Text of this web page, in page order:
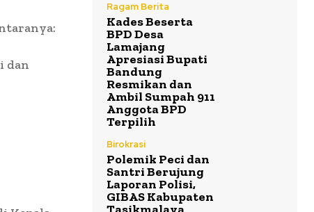
dan
Ragam Berita
Kades Beserta
BPD Desa
Lamajang
Apresiasi Bupati
Bandung
Resmikan dan
Ambil Sumpah 911
Anggota BPD
Terpilih
Birokrasi
Polemik Peci dan
Santri Berujung
Laporan Polisi,
GIBAS Kabupaten